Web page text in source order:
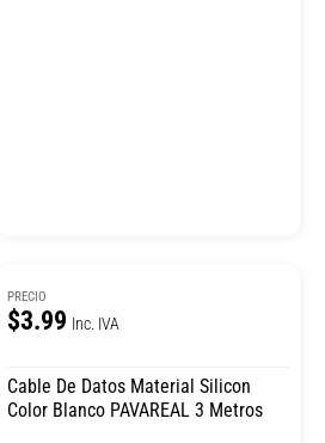
PRECIO
$3.99 Inc. IVA
Cable De Datos Material Silicon
Color Blanco PAVAREAL 3 Metros